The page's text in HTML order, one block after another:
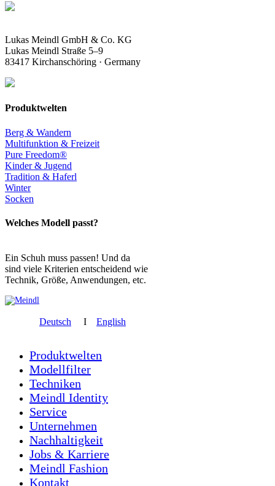
Lukas Meindl GmbH & Co. KG
Lukas Meindl Straße 5–9
83417 Kirchanschöring · Germany
Produktwelten
Berg & Wandern
Multifunktion & Freizeit
Pure Freedom®
Kinder & Jugend
Tradition & Haferl
Winter
Socken
Welches Modell passt?
Ein Schuh muss passen! Und da
sind viele Kriterien entscheidend wie
Technik, Größe, Anwendungen, etc.
Deutsch I English
Produktwelten
Modellfilter
Techniken
Meindl Identity
Service
Unternehmen
Nachhaltigkeit
Jobs & Karriere
Meindl Fashion
Kontakt